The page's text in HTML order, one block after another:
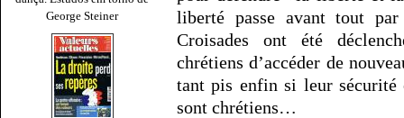
George Steiner
liberté passe avant tout
Croisades ont été
chrétiens d’accéder de
tant pis enfin si leur sécurité
sont chrétiens…